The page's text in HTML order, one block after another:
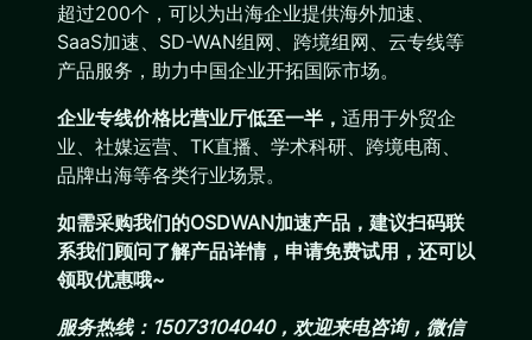
超过200个，可以为出海企业提供海外加速、
SaaS加速、SD-WAN组网、跨境组网、云专线等
产品服务，助力中国企业开拓国际市场。
企业专线价格比营业厅低至一半， 适用于外贸企
业、社媒运营、TK直播、学术科研、跨境电商、
品牌出海等各类行业场景。
如需采购我们的OSDWAN加速产品，建议扫码联
系我们顾问了解产品详情，申请免费试用，还可以
领取优惠哦~
服务热线：15073104040，欢迎来电咨询，微信